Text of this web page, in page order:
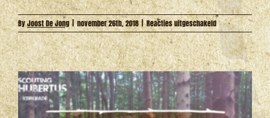
ByJoost De Jong november 26th, 2018 | Reacties uitgeschakeldvoor
Scouts
@
Clip
’n
Climb